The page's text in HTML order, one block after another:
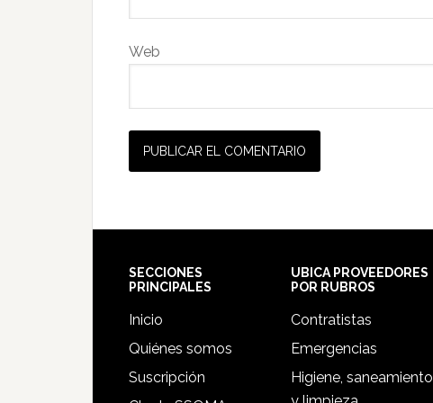
Web
Footer
SECCIONES
PRINCIPALES
Inicio
Quiénes somos
Suscripción
UBICA PROVEEDORES
POR RUBROS
Contratistas
Emergencias
Higiene, saneamiento